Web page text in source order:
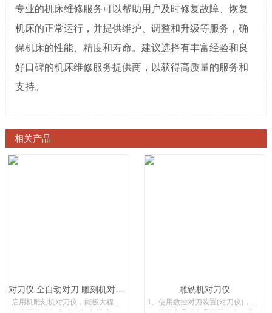
专业的机床维修服务可以帮助用户及时修复故障、恢复
机床的正常运行，并提供维护、调整和升级等服务，确
保机床的性能、精度和寿命。建议选择有丰富经验和良
好口碑的机床维修服务提供商，以获得高质量的服务和
支持。
相关产品
对刀仪 全自动对刀 雕刻机对刀器 断刀检测 对刀直径40 雕铣机对刀仪